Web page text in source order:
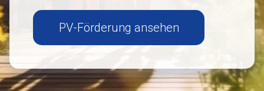
PV-Förderung ansehen